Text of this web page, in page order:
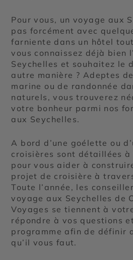
Pour vous, un voyage aux
pas forcément avec
farniente dans un hôtel
vous connaissez déjà bien
Seychelles et souhaitez le
autre manière ? Adeptes
marine ou de randonnée
naturels, vous trouverez
votre bonheur parmi nos
aux Seychelles.
A bord d’une goélette ou
croisières sont détaillées à
pour vous aider à
projet de croisière à
Toute l’année, les
voyage aux Seychelles de
Voyages se tiennent à
répondre à vos questions
programme afin de définir
qu’il vous faut.